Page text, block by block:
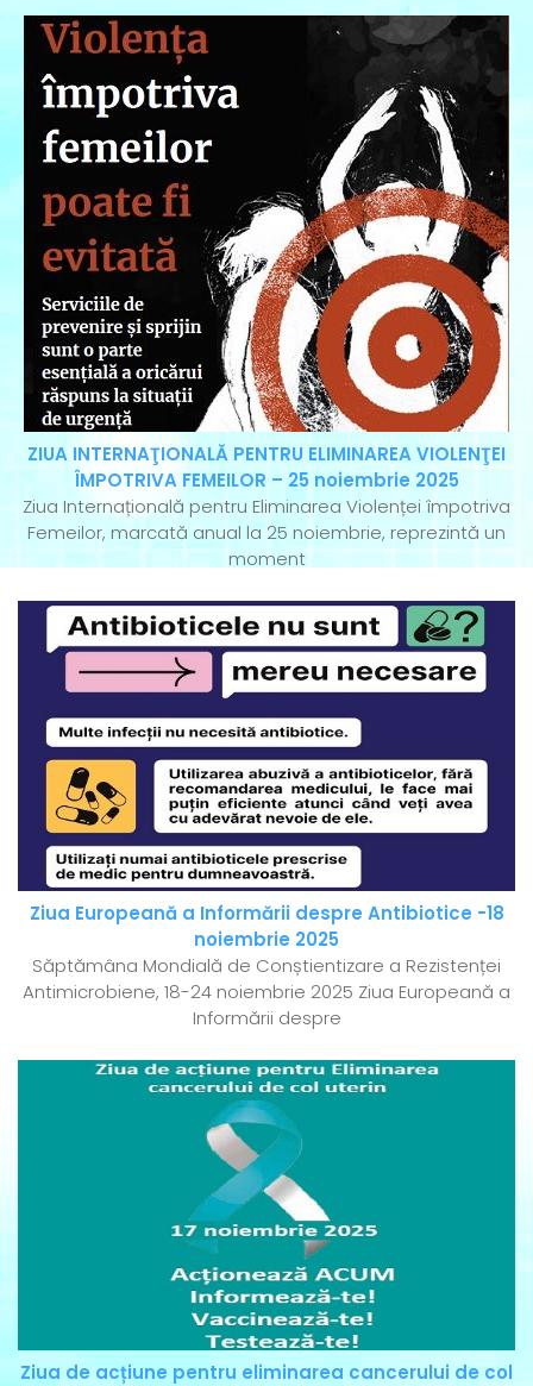
ZIUA INTERNAŢIONALĂ PENTRU ELIMINAREA VIOLENŢEI
ÎMPOTRIVA FEMEILOR – 25 noiembrie 2025
Ziua Internațională pentru Eliminarea Violenței împotriva
Femeilor, marcată anual la 25 noiembrie, reprezintă un
moment
Ziua Europeană a Informării despre Antibiotice -18
noiembrie 2025
Săptămâna Mondială de Conștientizare a Rezistenței
Antimicrobiene, 18-24 noiembrie 2025 Ziua Europeană a
Informării despre
Ziua de acțiune pentru eliminarea cancerului de col